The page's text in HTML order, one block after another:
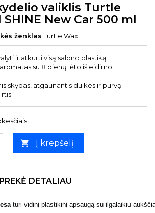
valiklis Turtle
SHINE New Car 500 ml
ženklas Turtle Wax
ir atkurti visą salono plastiką
su 8 dienų lėto išleidimo
skydas, atgaunantis dulkes ir purvą
 Į krepšelį
PREKĖ DETALIAU
turi vidinį plastikinį apsaugą su ilgalaikiu